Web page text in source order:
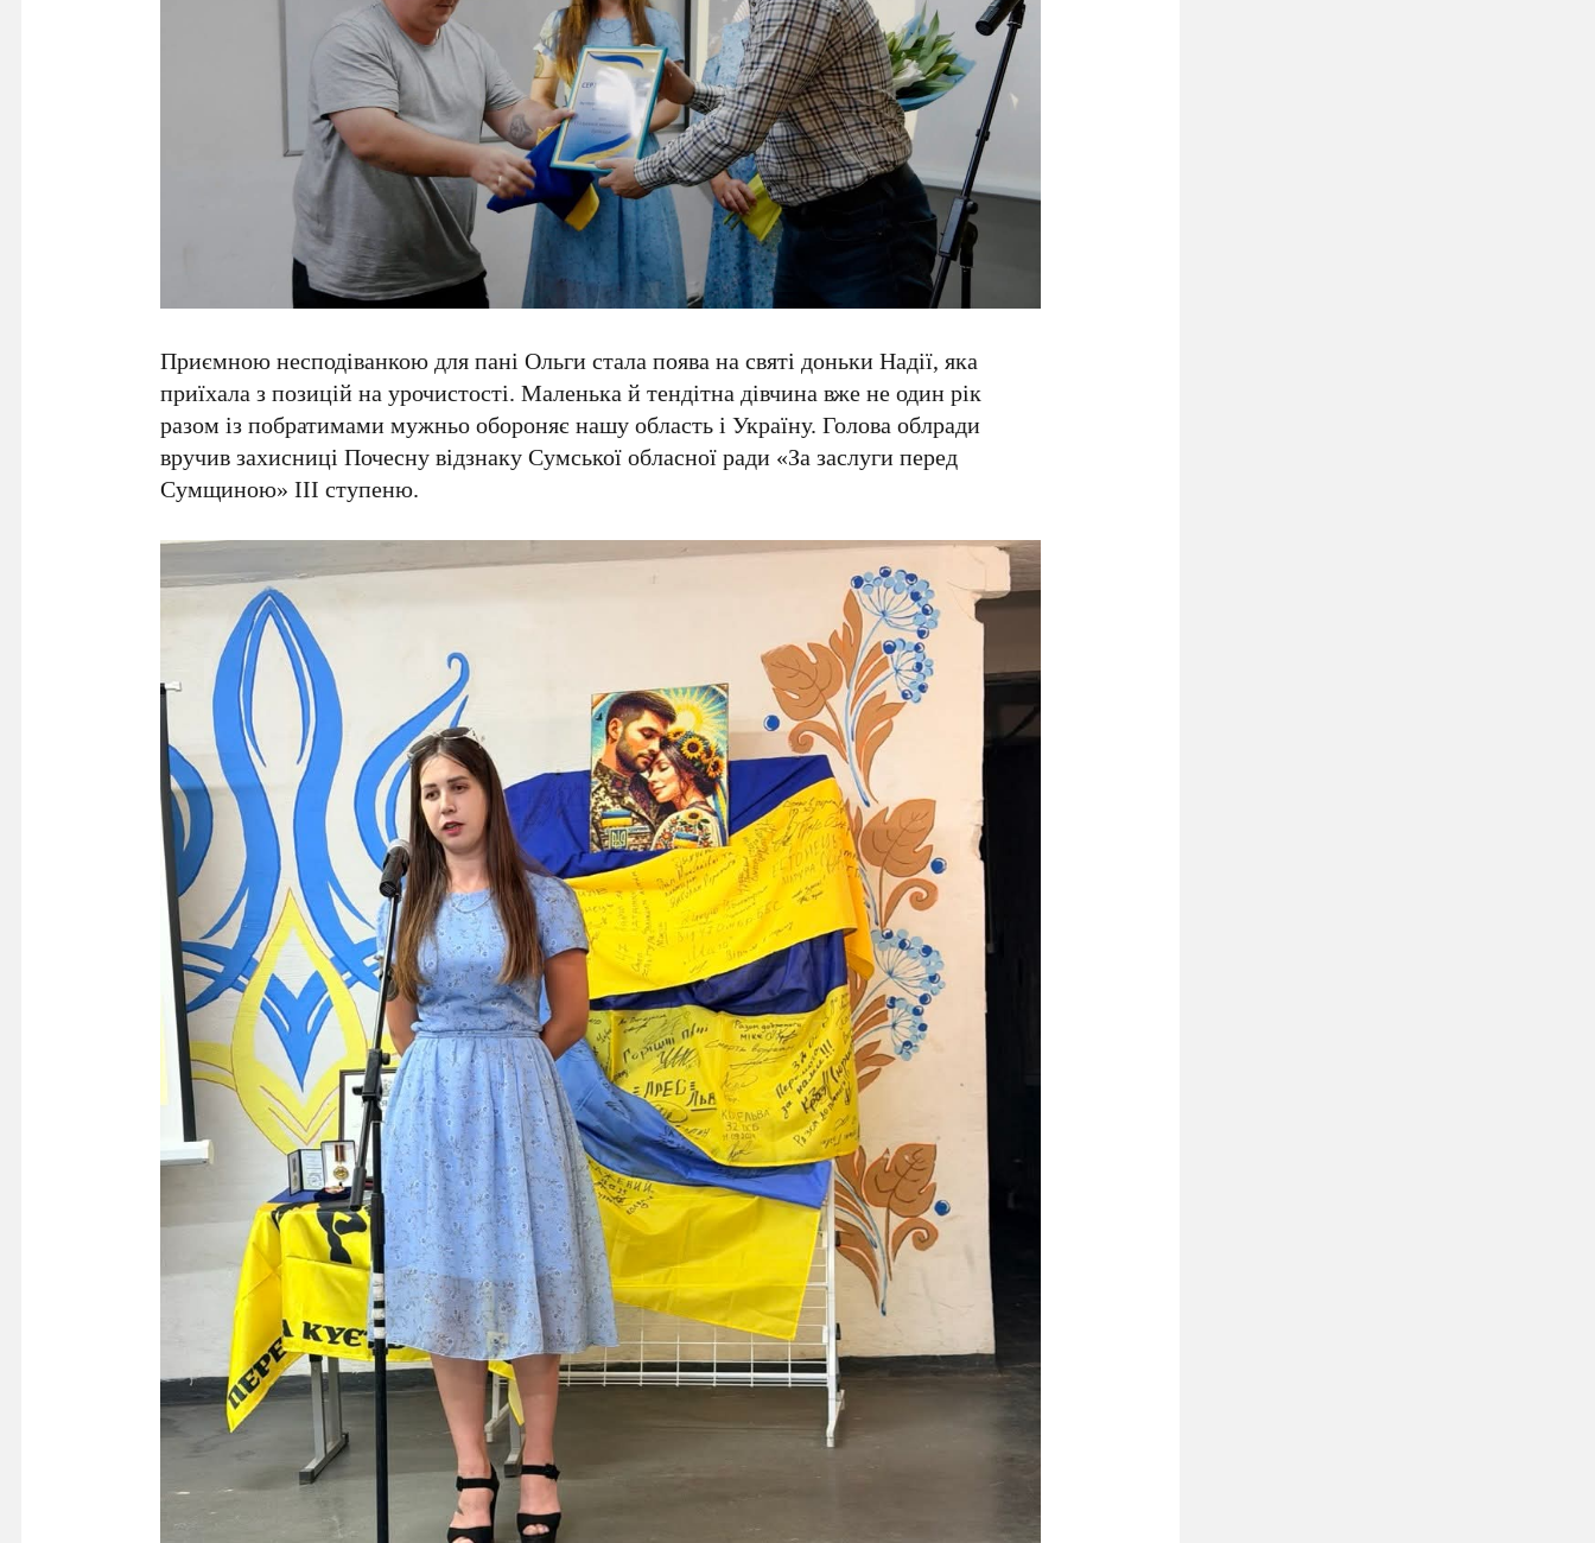
Приємною несподіванкою для пані Ольги стала поява на святі доньки Надії, яка
приїхала з позицій на урочистості. Маленька й тендітна дівчина вже не один рік
разом із побратимами мужньо обороняє нашу область і Україну. Голова облради
вручив захисниці Почесну відзнаку Сумської обласної ради «За заслуги перед
Сумщиною» ІІІ ступеню.